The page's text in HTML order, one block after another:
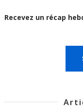
Recevez un récap